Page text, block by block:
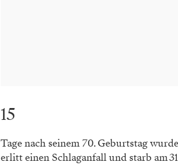
15
Tage nach seinem 70. Geburtstag
erlitt einen Schlaganfall und starb am